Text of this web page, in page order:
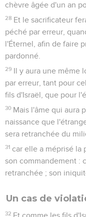
chèvre âgée d'un an
28 Et le sacrificateur
péché par erreur,
l'Éternel, afin de faire
pardonné.
29 Il y aura une même
par erreur, tant pour
fils d'Israël, que pour
30 Mais l'âme qui aura
naissance que
sera retranchée du
31 car elle a méprisé la
son commandement :
retranchée ; son
Un cas de
32 Et comme les fils